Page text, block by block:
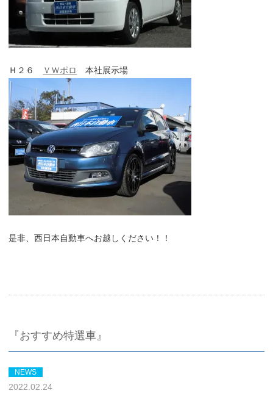
Ｈ２６ ＶＷポロ 本社展示場
是非、西日本自動車へお越しください！！
『おすすめ特選車』
NEWS
2022.02.24